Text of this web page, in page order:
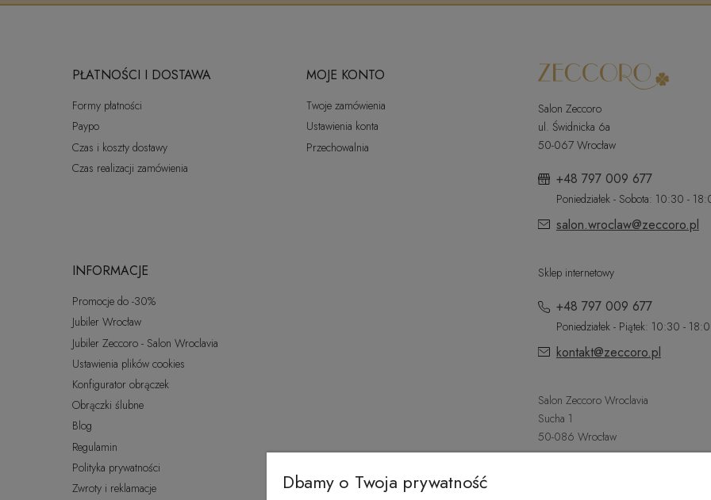
PŁATNOŚCI I DOSTAWA
Formy płatności
Paypo
Czas i koszty dostawy
Czas realizacji zamówienia
MOJE KONTO
Twoje zamówienia
Ustawienia konta
Przechowalnia
INFORMACJE
Promocje do -30%
Jubiler Wrocław
Jubiler Zeccoro - Salon Wroclavia
Ustawienia plików cookies
Konfigurator obrączek
Obrączki ślubne
Blog
Regulamin
Polityka prywatności
Zwroty i reklamacje
Salon Zeccoro
ul. Świdnicka 6a
50-067 Wrocław
+48 797 009 677
Poniedziałek - Sobota: 10:30 -
salon.wroclaw@zeccoro.pl
Sklep internetowy
+48 797 009 677
Poniedziałek - Piątek: 10:30 -
kontakt@zeccoro.pl
Salon Zeccoro Wroclavia
Sucha 1
50-086 Wrocław
Dbamy o Twoja prywatność